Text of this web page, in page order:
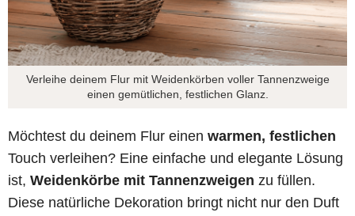
Verleihe deinem Flur mit Weidenkörben voller Tannenzweige
einen gemütlichen, festlichen Glanz.
Möchtest du deinem Flur einen warmen, festlichen
Touch verleihen? Eine einfache und elegante Lösung
ist, Weidenkörbe mit Tannenzweigen zu füllen.
Diese natürliche Dekoration bringt nicht nur den Duft